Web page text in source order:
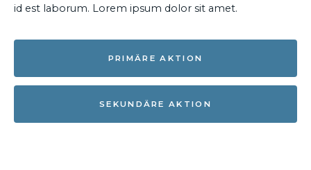
id est laborum. Lorem ipsum dolor sit amet.
PRIMÄRE AKTION
SEKUNDÄRE AKTION